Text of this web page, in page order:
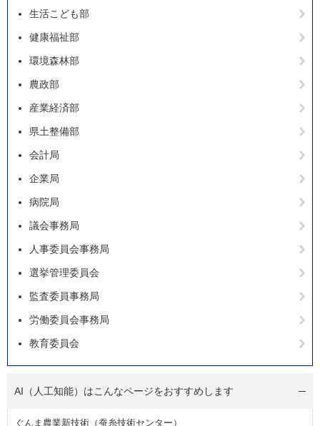
生活こども部
健康福祉部
環境森林部
農政部
産業経済部
県土整備部
会計局
企業局
病院局
議会事務局
人事委員会事務局
選挙管理委員会
監査委員事務局
労働委員会事務局
教育委員会
AI（人工知能）はこんなページをおすすめします
ぐんま農業新技術（蚕糸技術センター）